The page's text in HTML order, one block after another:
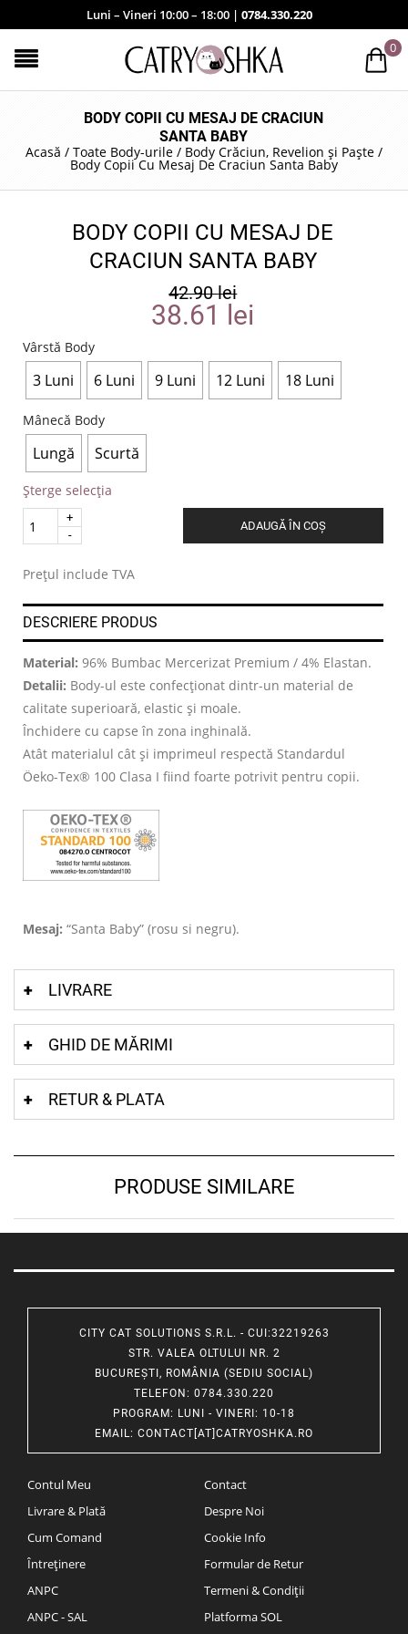
Luni – Vineri 10:00 – 18:00 | 0784.330.220
0
BODY COPII CU MESAJ DE CRACIUN
SANTA BABY
Acasă / Toate Body-urile / Body Crăciun, Revelion și Paște /
Body Copii Cu Mesaj De Craciun Santa Baby
BODY COPII CU MESAJ DE
CRACIUN SANTA BABY
42.90lei
38.61 lei
Vârstă Body
3 Luni 6 Luni 9 Luni 12 Luni 18 Luni
Mânecă Body
Lungă Scurtă
Șterge selecția
Quantity
ADAUGĂ ÎN COȘ
Prețul include TVA
DESCRIERE PRODUS
Material: 96% Bumbac Mercerizat Premium / 4% Elastan.
Detalii: Body-ul este confecționat dintr-un material de
calitate superioară, elastic și moale.
Închidere cu capse în zona inghinală.
Atât materialul cât și imprimeul respectă Standardul
Öeko-Tex® 100 Clasa I fiind foarte potrivit pentru copii.
Mesaj: “Santa Baby” (rosu si negru).
LIVRARE
GHID DE MĂRIMI
RETUR & PLATA
PRODUSE SIMILARE
CITY CAT SOLUTIONS S.R.L. - CUI:32219263
STR. VALEA OLTULUI NR. 2
BUCUREȘTI, ROMÂNIA (SEDIU SOCIAL)
TELEFON : 0784.330.220
PROGRAM: LUNI - VINERI: 10-18
EMAIL: CONTACT[AT]CATRYOSHKA.RO
Contul Meu
Livrare & Plată
Cum Comand
Întreținere
ANPC
ANPC - SAL
Contact
Despre Noi
Cookie Info
Formular de Retur
Termeni & Condiții
Platforma SOL